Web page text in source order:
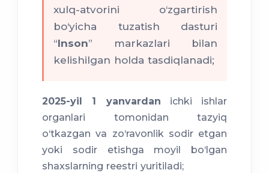
xulq-atvorini o‘zgartirish
bo‘yicha tuzatish dasturi
“Inson” markazlari bilan
kelishilgan holda tasdiqlanadi;
2025-yil 1 yanvardan ichki ishlar
organlari tomonidan tazyiq
o‘tkazgan va zo‘ravonlik sodir etgan
yoki sodir etishga moyil bo‘lgan
shaxslarning reestri yuritiladi;